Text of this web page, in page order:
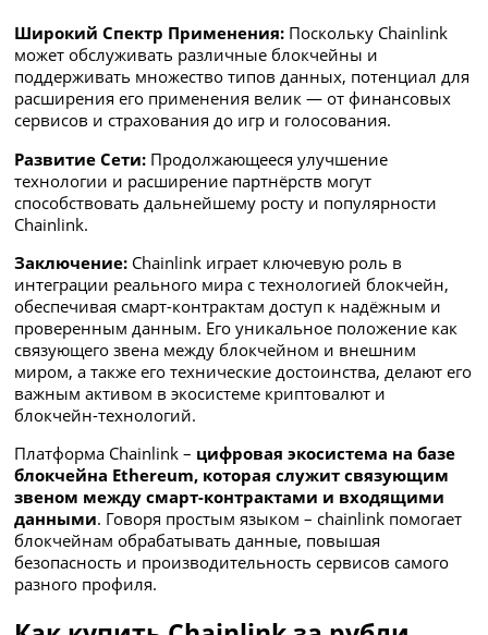
Широкий Спектр Применения: Поскольку Chainlink
может обслуживать различные блокчейны и
поддерживать множество типов данных, потенциал для
расширения его применения велик — от финансовых
сервисов и страхования до игр и голосования.
Развитие Сети: Продолжающееся улучшение
технологии и расширение партнёрств могут
способствовать дальнейшему росту и популярности
Chainlink.
Заключение: Chainlink играет ключевую роль в
интеграции реального мира с технологией блокчейн,
обеспечивая смарт-контрактам доступ к надёжным и
проверенным данным. Его уникальное положение как
связующего звена между блокчейном и внешним
миром, а также его технические достоинства, делают его
важным активом в экосистеме криптовалют и
блокчейн-технологий.
Платформа Chainlink – цифровая экосистема на базе
блокчейна Ethereum, которая служит связующим
звеном между смарт-контрактами и входящими
данными. Говоря простым языком – chainlink помогает
блокчейнам обрабатывать данные, повышая
безопасность и производительность сервисов самого
разного профиля.